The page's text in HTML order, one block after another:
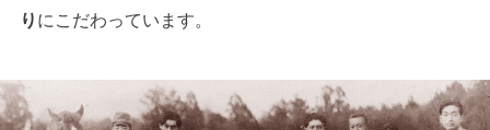
り にこだわっています。